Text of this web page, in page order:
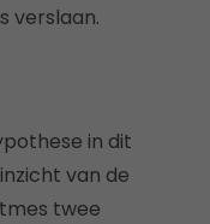
verslaan.
in dit
van de
twee